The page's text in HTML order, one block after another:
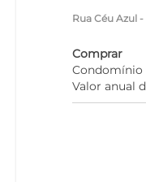
Rua Céu Azul
Comprar
Condomínio
Valor anual